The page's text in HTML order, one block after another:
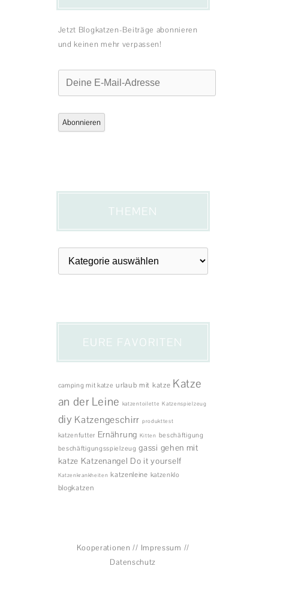
Jetzt Blogkatzen-Beiträge abonnieren
und keinen mehr verpassen!
Deine
Adresse
Abonnieren
THEMEN
Themen
EURE FAVORITEN
camping mit katze urlaub mit katze Katze
an der Leine katzentoilette Katzenspielzeug
diy Katzengeschirr produkttest
katzenfutter Ernährung Kitten beschäftigung
beschäftigungsspielzeug gassi gehen mit
katze Katzenangel Do it yourself
Katzenkrankheiten katzenleine katzenklo
blogkatzen
Kooperationen // Impressum //
Datenschutz